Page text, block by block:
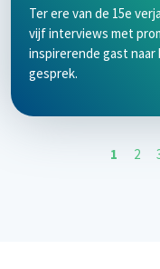
Ter ere van de 15e
vijf interviews met
inspirerende gast
gesprek.
1 Page
2